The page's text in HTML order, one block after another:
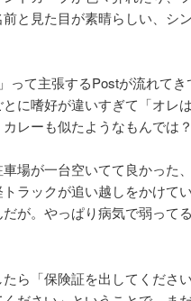
と見た目が素晴らしい、シ
って主張するPostが流れてき
に嗜好が違いすぎて「オレ
レーも似たようなもんでは？
場が一台空いてて良かった
ラックが追い越しをかけて
が。やっぱり病気で弱って
ら「保険証を出してくださ